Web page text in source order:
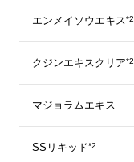
エンメイソウエキス*2
クジンエキスクリア*2
マジョラムエキス
SSリキッド*2